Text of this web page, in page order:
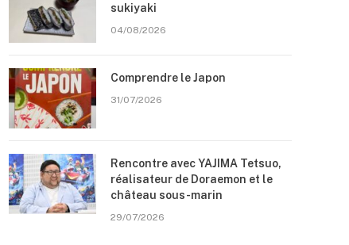
sukiyaki
04/08/2026
Comprendre le Japon
31/07/2026
Rencontre avec YAJIMA Tetsuo,
réalisateur de Doraemon et le
château sous-marin
29/07/2026